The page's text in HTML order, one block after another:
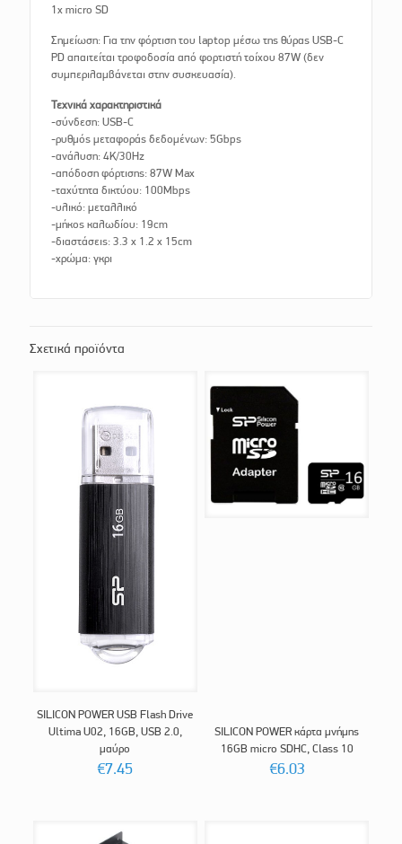
1x micro SD
Σημείωση: Για την φόρτιση του laptop μέσω της θύρας USB-C
PD απαιτείται τροφοδοσία από φορτιστή τοίχου 87W (δεν
συμπεριλαμβάνεται στην συσκευασία).
Τεχνικά χαρακτηριστικά
-σύνδεση: USB-C
-ρυθμός μεταφοράς δεδομένων: 5Gbps
-ανάλυση: 4K/30Hz
-απόδοση φόρτισης: 87W Max
-ταχύτητα δικτύου: 100Mbps
-υλικό: μεταλλικό
-μήκος καλωδίου: 19cm
-διαστάσεις: 3.3 x 1.2 x 15cm
-χρώμα: γκρι
Σχετικά προϊόντα
SILICON POWER USB Flash Drive
Ultima U02, 16GB, USB 2.0,
μαύρο
€7.45
SILICON POWER κάρτα μνήμης
16GB micro SDHC, Class 10
€6.03